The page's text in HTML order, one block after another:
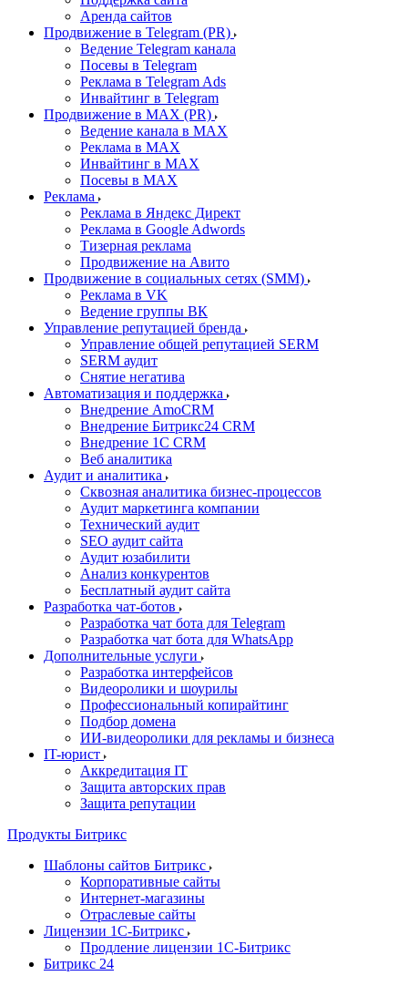
Аренда сайтов
Продвижение в Telegram (PR)
Ведение Telegram канала
Посевы в Telegram
Реклама в Telegram Ads
Инвайтинг в Telegram
Продвижение в MAX (PR)
Ведение канала в MAX
Реклама в MAX
Инвайтинг в MAX
Посевы в MAX
Реклама
Реклама в Яндекс Директ
Реклама в Google Adwords
Тизерная реклама
Продвижение на Авито
Продвижение в социальных сетях (SMM)
Реклама в VK
Ведение группы ВК
Управление репутацией бренда
Управление общей репутацией SERM
SERM аудит
Снятие негатива
Автоматизация и поддержка
Внедрение AmoCRM
Внедрение Битрикс24 CRM
Внедрение 1C CRM
Веб аналитика
Аудит и аналитика
Сквозная аналитика бизнес-процессов
Аудит маркетинга компании
Технический аудит
SEO аудит сайта
Аудит юзабилити
Анализ конкурентов
Бесплатный аудит сайта
Разработка чат-ботов
Разработка чат бота для Telegram
Разработка чат бота для WhatsApp
Дополнительные услуги
Разработка интерфейсов
Видеоролики и шоурилы
Профессиональный копирайтинг
Подбор домена
ИИ-видеоролики для рекламы и бизнеса
IT-юрист
Аккредитация IT
Защита авторских прав
Защита репутации
Продукты Битрикс
Шаблоны сайтов Битрикс
Корпоративные сайты
Интернет-магазины
Отраслевые сайты
Лицензии 1С-Битрикс
Продление лицензии 1С-Битрикс
Битрикс 24